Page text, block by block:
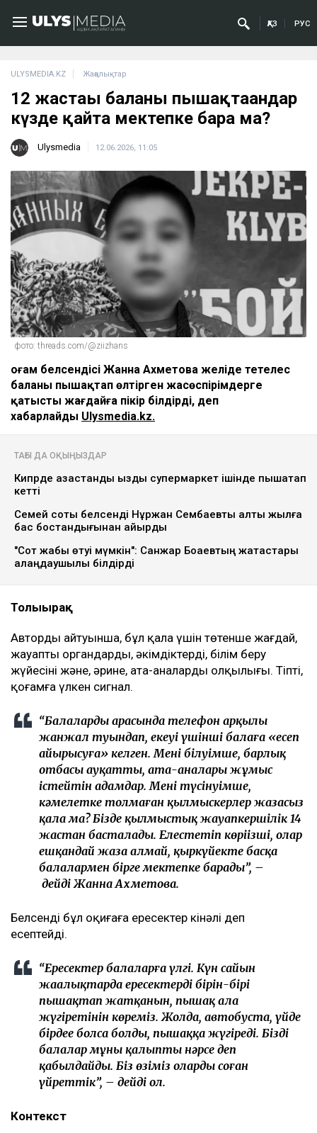
ҚАЗ РУС
ULYSMEDIA.KZ Жаңалықтар
12 жастағы баланы пышақтағандар
күзде қайта мектепке бара ма?
Ulysmedia 12.06.2026, 11:05
фото: threads.com/@ziizhans
Қоғам белсендісі Жанна Ахметова желіде тетелес
баланы пышақтап өлтірген жасөспірімдерге
қатысты жағдайға пікір білдірді, деп
хабарлайды Ulysmedia.kz.
ТАҒЫ ДА ОҚЫҢЫЗДАР
Кипрде қазақстандық қызды супермаркет ішінде пышақтап
кетті
Семей соты белсенді Нұржан Сембаевты алты жылға
бас бостандығынан айырды
"Сот жабық өтуі мүмкін": Санжар Боқаевтың жақтастары
алаңдаушылық білдірді
Толығырақ
Автордың айтуынша, бұл қала үшін төтенше жағдай,
жауапты органдардың, әкімдіктердің, білім беру
жүйесінің және, әрине, ата-аналардың олқылығы. Тіпті,
қоғамға үлкен сигнал.
“Балалардың арасында телефон арқылы
жанжал туындап, екеуі үшінші балаға «есеп
айырысуға» келген. Менің білуімше, барлық
отбасы ауқатты, ата-аналары жұмыс
істейтін адамдар. Менің түсінуімше,
кәмелетке толмаған қылмыскерлер жазасыз
қала ма? Бізде қылмыстық жауапкершілік 14
жастан басталады. Елестетіп көріңізші, олар
ешқандай жаза алмай, қыркүйекте басқа
балалармен бірге мектепке барады”, –
дейді Жанна Ахметова.
Белсенді бұл оқиғаға ересектер кінәлі деп
есептейді.
“Ересектер балаларға үлгі. Күн сайын
жаңалықтарда ересектердің бірін-бірі
пышақтап жатқанын, пышақ ала
жүгіретінін көреміз. Жолда, автобуста, үйде
бірдеңе болса болды, пышаққа жүгіреді. Біздің
балалар мұны қалыпты нәрсе деп
қабылдайды. Біз өзіміз оларды соған
үйреттік”, – дейді ол.
Контекст